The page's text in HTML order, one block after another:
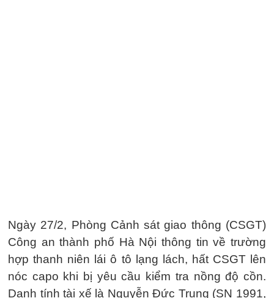
Ngày 27/2, Phòng Cảnh sát giao thông (CSGT)
Công an thành phố Hà Nội thông tin về trường
hợp thanh niên lái ô tô lạng lách, hất CSGT lên
nóc capo khi bị yêu cầu kiểm tra nồng độ cồn.
Danh tính tài xế là Nguyễn Đức Trung (SN 1991,